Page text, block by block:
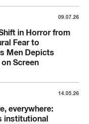
09.07.26
in Horror from
Fear to
Men Depicts
Screen
14.05.26
everywhere:
institutional